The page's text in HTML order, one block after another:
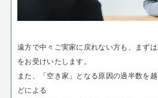
遠方で中々ご実家に戻れない方も、まず
をお受けいたします。
また、「空き家」となる原因の過半数を
どによる